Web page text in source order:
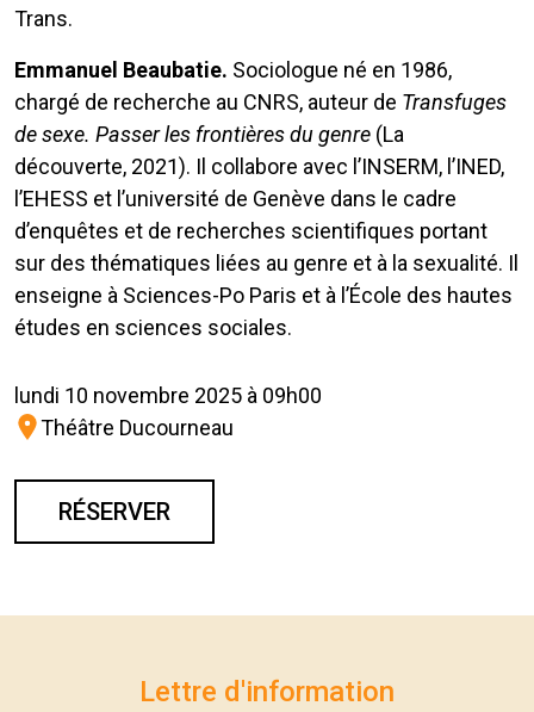
Trans.
Emmanuel Beaubatie. Sociologue né en 1986,
chargé de recherche au CNRS, auteur de Transfuges
de sexe. Passer les frontières du genre (La
découverte, 2021). Il collabore avec l’INSERM, l’INED,
l’EHESS et l’université de Genève dans le cadre
d’enquêtes et de recherches scientifiques portant
sur des thématiques liées au genre et à la sexualité. Il
enseigne à Sciences-Po Paris et à l’École des hautes
études en sciences sociales.
lundi 10 novembre 2025 à 09h00
Théâtre Ducourneau
RÉSERVER
Lettre d'information